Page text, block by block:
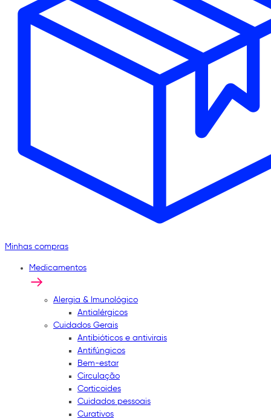
Minhas compras
Medicamentos
Alergia & Imunológico
Antialérgicos
Cuidados Gerais
Antibióticos e antivirais
Antifúngicos
Bem-estar
Circulação
Corticoides
Cuidados pessoais
Curativos